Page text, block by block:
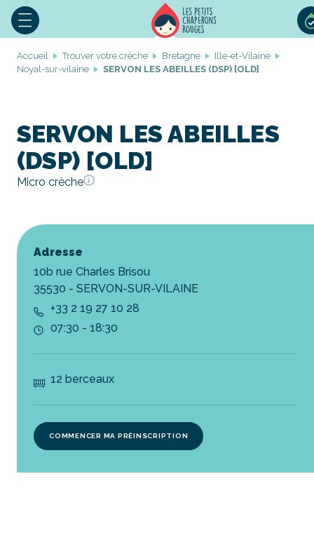
Accueil Trouver votre crèche Bretagne
Ille-et-Vilaine
Noyal-sur-vilaine
SERVON LES ABEILLES (DSP) [OLD]
SERVON LES ABEILLES
(DSP) [OLD]
Micro crèche
Adresse
10b rue Charles Brisou
35530 - SERVON-SUR-VILAINE
+33 2 19 27 10 28
07:30 - 18:30
12 berceaux
COMMENCER MA PRÉINSCRIPTION